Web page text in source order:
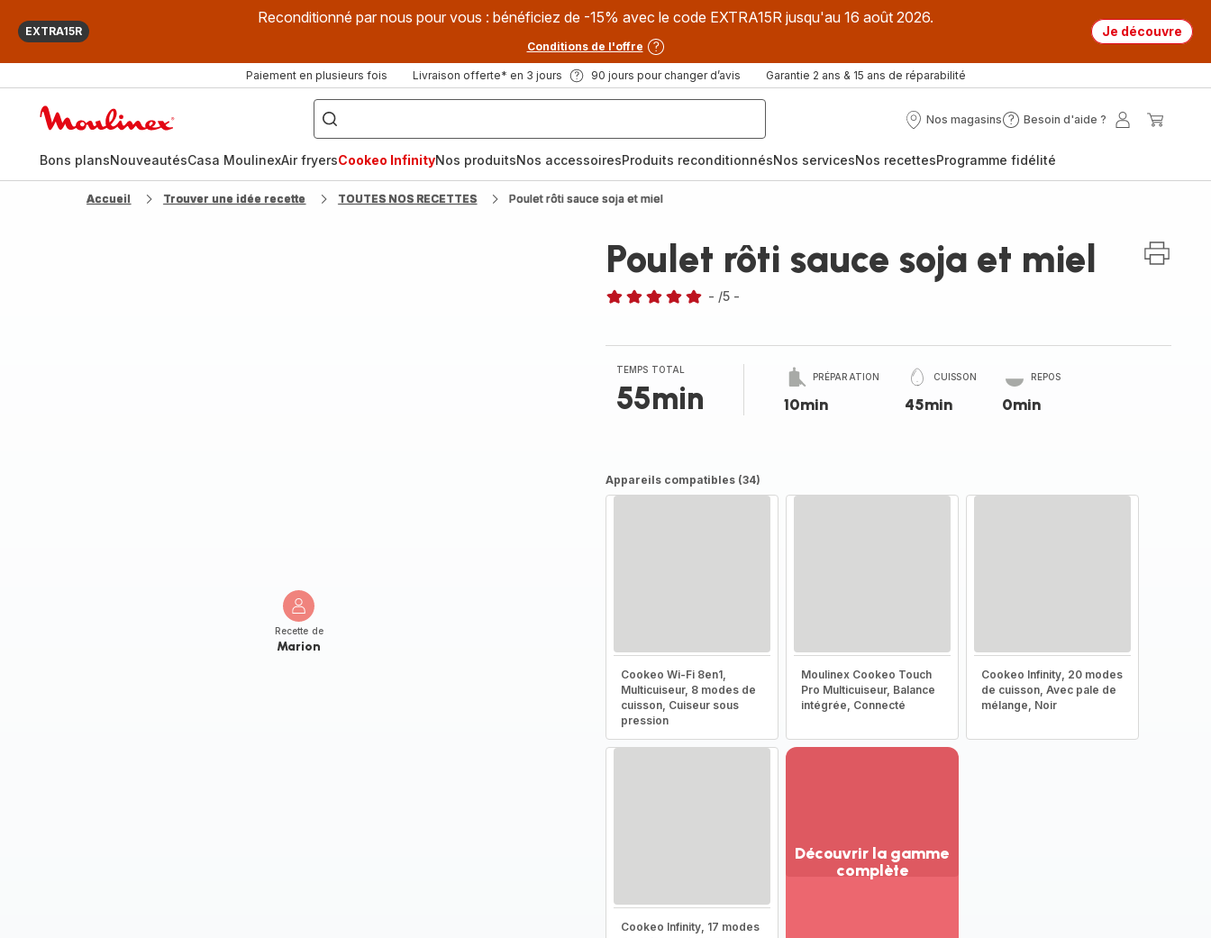
EXTRA15R
Reconditionné par nous pour vous : bénéficiez de -15% avec le code EXTRA15R jusqu'au 16 août 2026.
Conditions de l'offre
Je découvre
Paiement en plusieurs fois Livraison offerte* en 3 jours 90 jours pour changer d’avis Garantie 2 ans & 15 ans de réparabilité
["Que
recherchez-
vous
?",
fryer",
"Companion"]
Nos magasins
Nos
Besoin d'aide ?
Besoin
?
Mon
Bons plansNouveautésCasa MoulinexAir fryersCookeo InfinityNos produitsNos accessoiresProduits reconditionnésNos servicesNos recettesProgramme fidélité
Accueil Trouver une idée recette TOUTES NOS RECETTES Poulet rôti sauce soja et miel
Recette de
Marion
Poulet rôti sauce soja et miel
étoiles
(moyenne)
- /5 -
TEMPS TOTAL
55min
PRÉPARATION
10min
CUISSON
45min
REPOS
0min
Appareils compatibles (34)
Cookeo Wi-Fi 8en1,
Multicuiseur, 8 modes de
cuisson, Cuiseur sous
pression
Moulinex Cookeo Touch
Pro Multicuiseur, Balance
intégrée, Connecté
Cookeo Infinity, 20 modes
de cuisson, Avec pale de
mélange, Noir
Cookeo Infinity, 17 modes
Découvrir la gamme
complète